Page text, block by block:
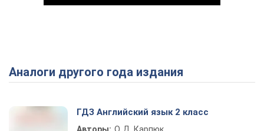
Play Video
Аналоги другого года издания
ГДЗ Английский язык 2 класс